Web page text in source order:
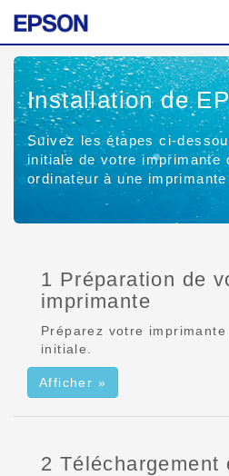
Installation de
Suivez les étapes ci-
initiale de votre imprimante
ordinateur à une
1 Préparation de
imprimante
Préparez votre
initiale.
Afficher »
2 Téléchargement